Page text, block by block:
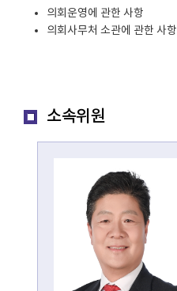
의회운영에 관한 사항
의회사무처 소관에 관한 사항
소속위원